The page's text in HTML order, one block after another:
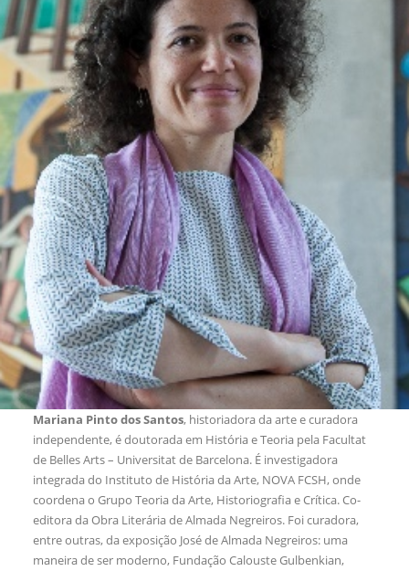
Mariana Pinto dos Santos, historiadora da arte e curadora
independente, é doutorada em História e Teoria pela Facultat
de Belles Arts – Universitat de Barcelona. É investigadora
integrada do Instituto de História da Arte, NOVA FCSH, onde
coordena o Grupo Teoria da Arte, Historiografia e Crítica. Co-
editora da Obra Literária de Almada Negreiros. Foi curadora,
entre outras, da exposição José de Almada Negreiros: uma
maneira de ser moderno, Fundação Calouste Gulbenkian,